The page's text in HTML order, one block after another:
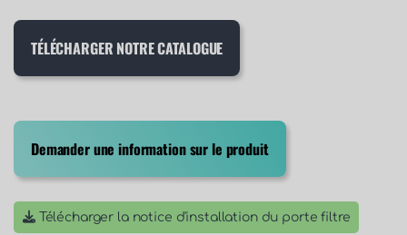
TÉLÉCHARGER NOTRE CATALOGUE
Demander une information sur le produit
Télécharger la notice d'installation du porte filtre